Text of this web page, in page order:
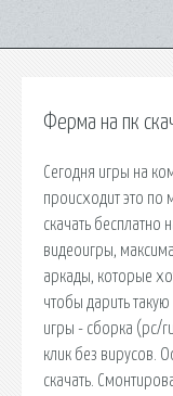
Ферма на пк
Сегодня игры на
происходит это по
скачать бесплатно
видеоигры,
аркады, которые
чтобы дарить
игры - cборка (pc/
клик без вирусов.
скачать.